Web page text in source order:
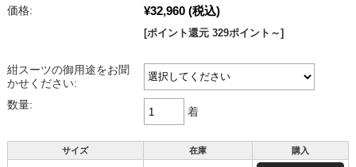
価格:
¥32,960 (税込)
[ポイント還元 329ポイント～]
紺スーツの御用途をお聞
かせください:
数量:
着
サイズ 在庫 購入